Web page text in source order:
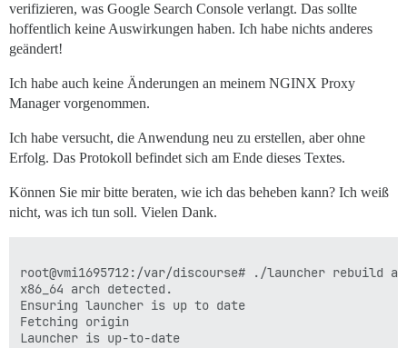
verifizieren, was Google Search Console verlangt. Das sollte
hoffentlich keine Auswirkungen haben. Ich habe nichts anderes
geändert!
Ich habe auch keine Änderungen an meinem NGINX Proxy
Manager vorgenommen.
Ich habe versucht, die Anwendung neu zu erstellen, aber ohne
Erfolg. Das Protokoll befindet sich am Ende dieses Textes.
Können Sie mir bitte beraten, wie ich das beheben kann? Ich weiß
nicht, was ich tun soll. Vielen Dank.